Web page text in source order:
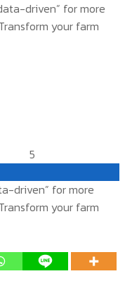
5
driven” for more
your farm